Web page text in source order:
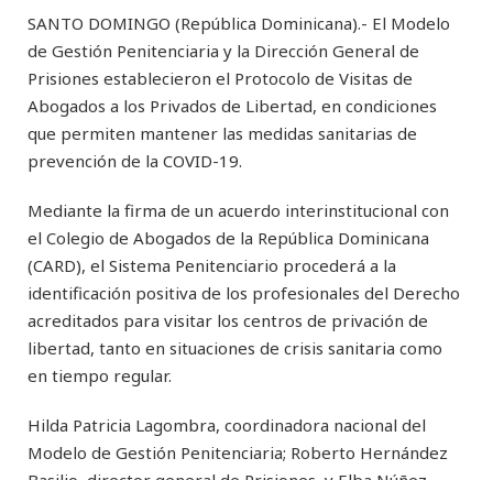
SANTO DOMINGO (República Dominicana).- El Modelo
de Gestión Penitenciaria y la Dirección General de
Prisiones establecieron el Protocolo de Visitas de
Abogados a los Privados de Libertad, en condiciones
que permiten mantener las medidas sanitarias de
prevención de la COVID-19.
Mediante la firma de un acuerdo interinstitucional con
el Colegio de Abogados de la República Dominicana
(CARD), el Sistema Penitenciario procederá a la
identificación positiva de los profesionales del Derecho
acreditados para visitar los centros de privación de
libertad, tanto en situaciones de crisis sanitaria como
en tiempo regular.
Hilda Patricia Lagombra, coordinadora nacional del
Modelo de Gestión Penitenciaria; Roberto Hernández